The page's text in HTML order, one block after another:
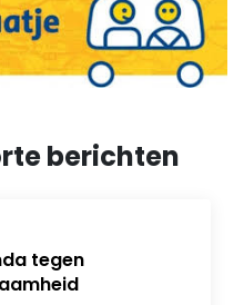
berichten
tegen